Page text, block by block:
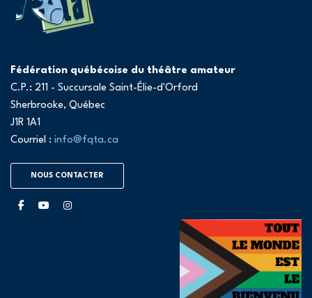
Fédération québécoise du théâtre amateur
C.P.: 211 - Succursale Saint-Élie-d'Orford
Sherbrooke, Québec
J1R 1A1
Courriel : info@fqta.ca
NOUS CONTACTER
facebookyoutubeinstagram